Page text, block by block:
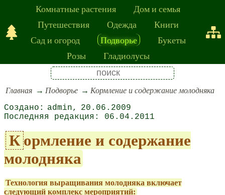
Комнатные растения
Дом и семья
Путешествия
Одежда
Книги
Сад и огород
Подворье
Букеты
Розы
Гладиолусы
Главная Подворье Кормление и содержание молодняка
admin
20.06.2009
06.04.2011
Кормление и содержание
молодняка
Технология выращивания молодняка включает
следующий комплекс мероприятий: